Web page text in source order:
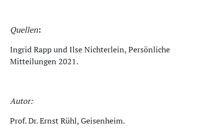
Quellen:
Ingrid Rapp und Ilse Nichterlein, Persönliche
Mitteilungen 2021.
Autor:
Prof. Dr. Ernst Rühl, Geisenheim.